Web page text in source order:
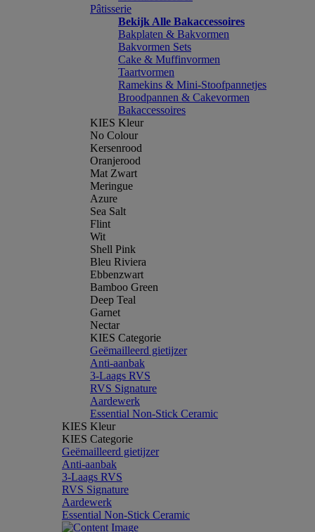
Pâtisserie
Bekijk Alle Bakaccessoires
Bakplaten & Bakvormen
Bakvormen Sets
Cake & Muffinvormen
Taartvormen
Ramekins & Mini-Stoofpannetjes
Broodpannen & Cakevormen
Bakaccessoires
KIES Kleur
No Colour
Kersenrood
Oranjerood
Mat Zwart
Meringue
Azure
Sea Salt
Flint
Wit
Shell Pink
Bleu Riviera
Ebbenzwart
Bamboo Green
Deep Teal
Garnet
Nectar
KIES Categorie
Geëmailleerd gietijzer
Anti-aanbak
3-Laags RVS
RVS Signature
Aardewerk
Essential Non-Stick Ceramic
KIES Kleur
KIES Categorie
Geëmailleerd gietijzer
Anti-aanbak
3-Laags RVS
RVS Signature
Aardewerk
Essential Non-Stick Ceramic